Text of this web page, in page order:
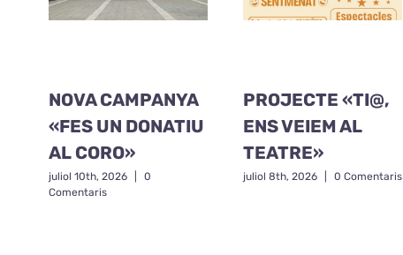
NOVA CAMPANYA
«FES UN DONATIU
AL CORO»
juliol 10th, 2026
0
Comentaris
PROJECTE «TI@,
ENS VEIEM AL
TEATRE»
juliol 8th, 2026 0 Comentaris